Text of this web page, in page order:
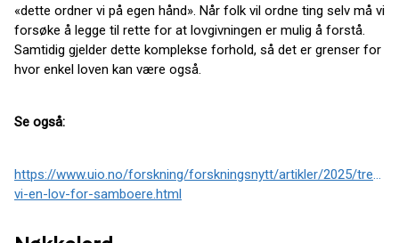
«dette ordner vi på egen hånd». Når folk vil ordne ting selv må vi
forsøke å legge til rette for at lovgivningen er mulig å forstå.
Samtidig gjelder dette komplekse forhold, så det er grenser for
hvor enkel loven kan være også.
Se også:
https://www.uio.no/forskning/forskningsnytt/artikler/2025/
vi-en-lov-for-samboere.html